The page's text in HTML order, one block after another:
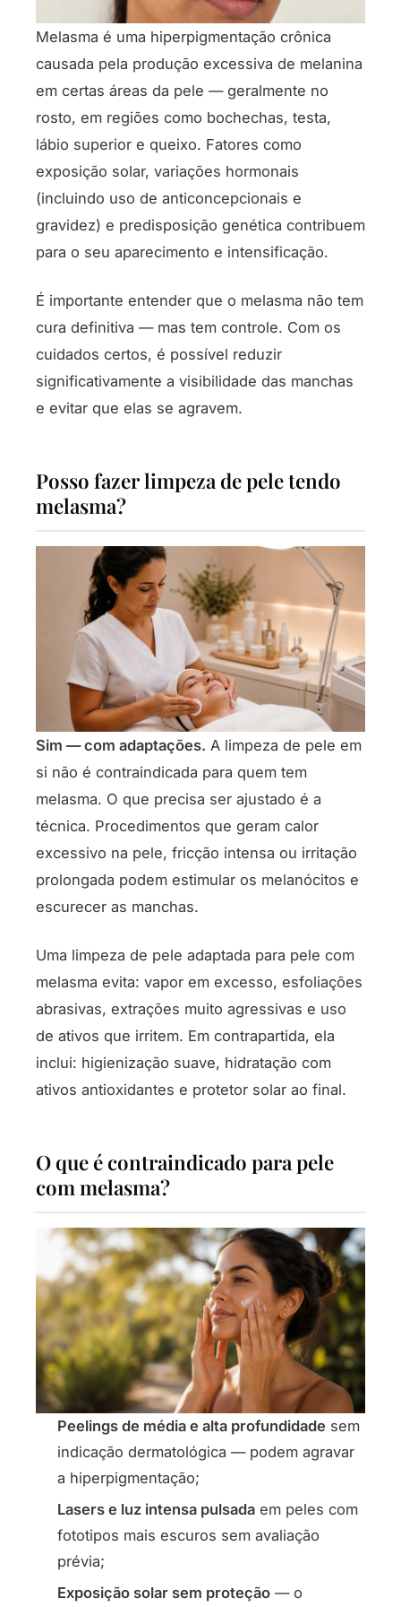
Melasma é uma hiperpigmentação crônica
causada pela produção excessiva de melanina
em certas áreas da pele — geralmente no
rosto, em regiões como bochechas, testa,
lábio superior e queixo. Fatores como
exposição solar, variações hormonais
(incluindo uso de anticoncepcionais e
gravidez) e predisposição genética contribuem
para o seu aparecimento e intensificação.
É importante entender que o melasma não tem
cura definitiva — mas tem controle. Com os
cuidados certos, é possível reduzir
significativamente a visibilidade das manchas
e evitar que elas se agravem.
Posso fazer limpeza de pele tendo
melasma?
Sim — com adaptações. A limpeza de pele em
si não é contraindicada para quem tem
melasma. O que precisa ser ajustado é a
técnica. Procedimentos que geram calor
excessivo na pele, fricção intensa ou irritação
prolongada podem estimular os melanócitos e
escurecer as manchas.
Uma limpeza de pele adaptada para pele com
melasma evita: vapor em excesso, esfoliações
abrasivas, extrações muito agressivas e uso
de ativos que irritem. Em contrapartida, ela
inclui: higienização suave, hidratação com
ativos antioxidantes e protetor solar ao final.
O que é contraindicado para pele
com melasma?
Peelings de média e alta profundidade sem
indicação dermatológica — podem agravar
a hiperpigmentação;
Lasers e luz intensa pulsada em peles com
fototipos mais escuros sem avaliação
prévia;
Exposição solar sem proteção — o